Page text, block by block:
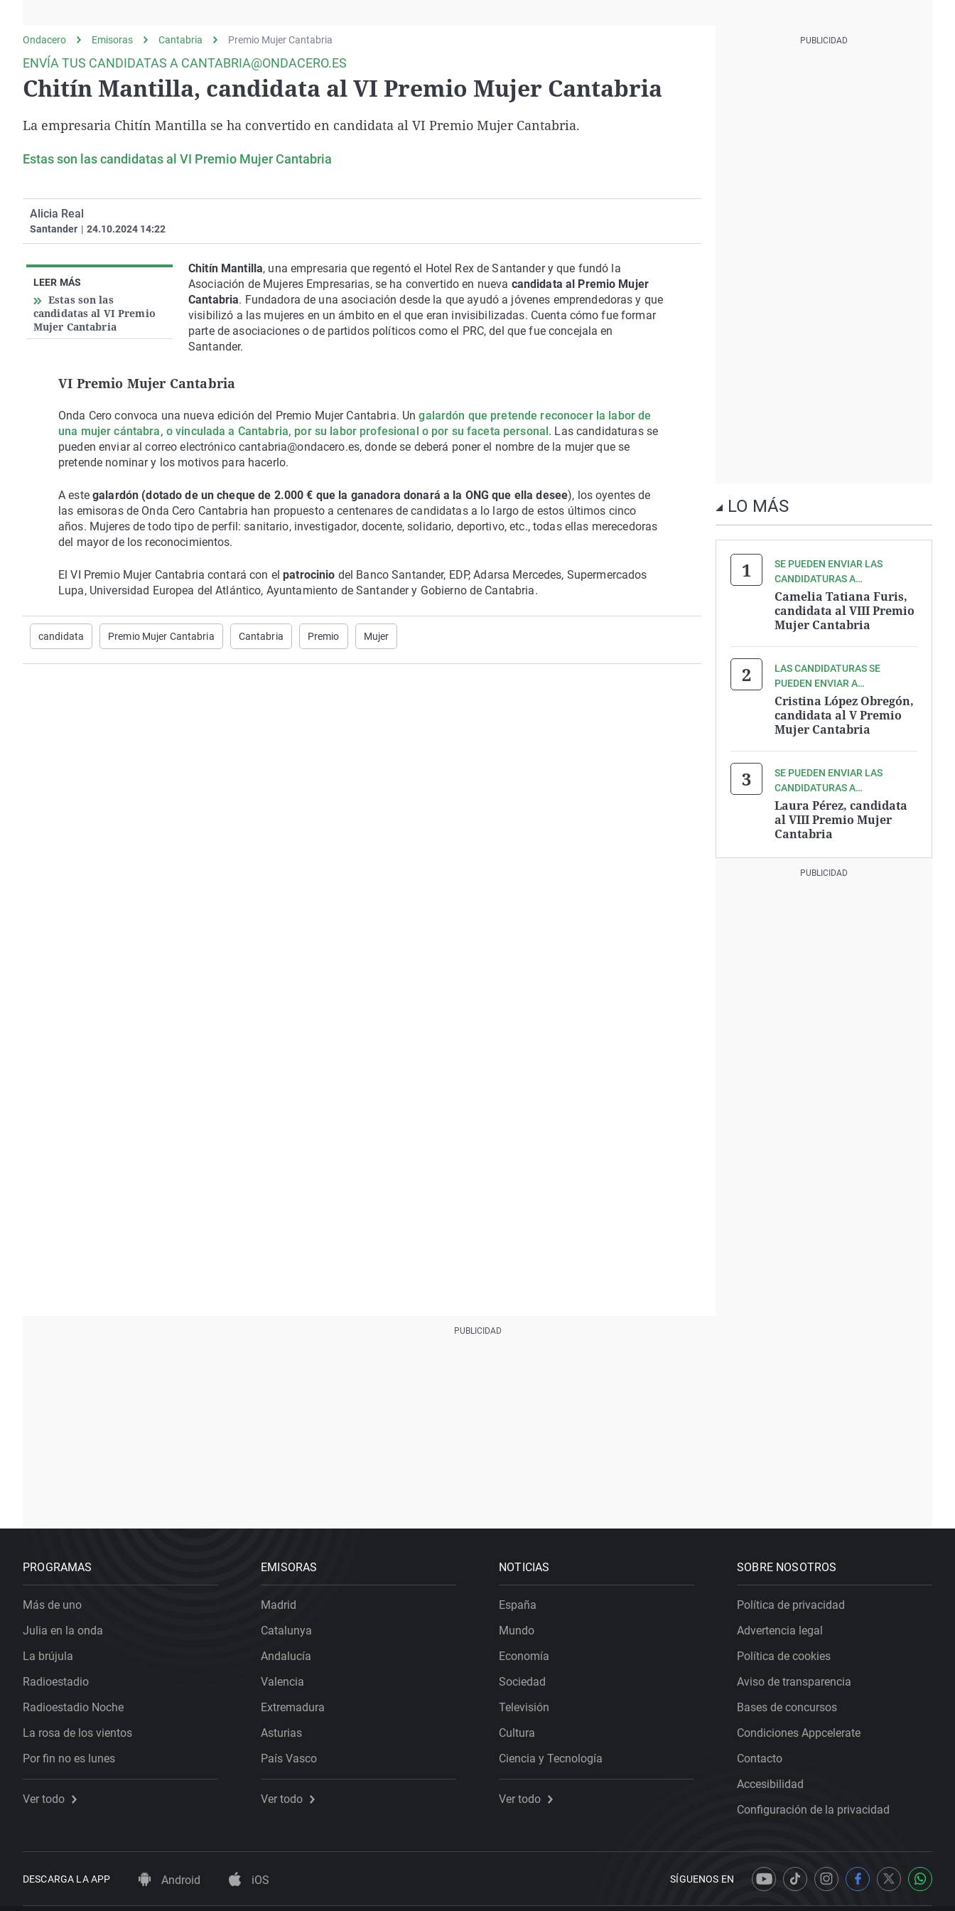
gato
Operación Viuda
Negra
Navarra
Ondacero Emisoras Cantabria Premio Mujer Cantabria
ENVÍA TUS CANDIDATAS A CANTABRIA@ONDACERO.ES
Chitín Mantilla, candidata al VI Premio Mujer Cantabria
La empresaria Chitín Mantilla se ha convertido en candidata al VI Premio Mujer Cantabria.
Estas son las candidatas al VI Premio Mujer Cantabria
Alicia Real
Santander | 24.10.2024 14:22
LEER MÁS
Estas son las
candidatas al VI Premio
Mujer Cantabria
Chitín Mantilla, una empresaria que regentó el Hotel Rex de Santander y que fundó la
Asociación de Mujeres Empresarias, se ha convertido en nueva candidata al Premio Mujer
Cantabria. Fundadora de una asociación desde la que ayudó a jóvenes emprendedoras y que
visibilizó a las mujeres en un ámbito en el que eran invisibilizadas. Cuenta cómo fue formar
parte de asociaciones o de partidos políticos como el PRC, del que fue concejala en
Santander.
VI Premio Mujer Cantabria
Onda Cero convoca una nueva edición del Premio Mujer Cantabria. Ungalardón que pretende reconocer la labor de
una mujer cántabra, o vinculada a Cantabria, por su labor profesional o por su faceta personal. Las candidaturas se
pueden enviar al correo electrónico cantabria@ondacero.es, donde se deberá poner el nombre de la mujer que se
pretende nominar y los motivos para hacerlo.
A estegalardón (dotado de un cheque de 2.000 € que la ganadora donará a la ONG que ella desee), los oyentes de
las emisoras de Onda Cero Cantabria han propuesto a centenares de candidatas a lo largo de estos últimos cinco
años. Mujeres de todo tipo de perfil: sanitario, investigador, docente, solidario, deportivo, etc., todas ellas merecedoras
del mayor de los reconocimientos.
El VI Premio Mujer Cantabria contará con elpatrocinio del Banco Santander, EDP, Adarsa Mercedes, Supermercados
Lupa, Universidad Europea del Atlántico, Ayuntamiento de Santander y Gobierno de Cantabria.
candidata Premio Mujer Cantabria Cantabria Premio Mujer
LO MÁS
SE PUEDEN ENVIAR LAS
CANDIDATURAS A
CANTABRIA@ONDACERO.ES
Camelia Tatiana Furis,
candidata al VIII Premio
Mujer Cantabria
LAS CANDIDATURAS SE
PUEDEN ENVIAR A
CANTABRIA@ONDACERO.ES
Cristina López Obregón,
candidata al V Premio
Mujer Cantabria
SE PUEDEN ENVIAR LAS
CANDIDATURAS A
CANTABRIA@ONDACERO.ES
Laura Pérez, candidata
al VIII Premio Mujer
Cantabria
PROGRAMAS
Más de uno
Julia en la onda
La brújula
Radioestadio
Radioestadio Noche
La rosa de los vientos
Por fin no es lunes
Ver todo
EMISORAS
Madrid
Catalunya
Andalucía
Valencia
Extremadura
Asturias
País Vasco
Ver todo
NOTICIAS
España
Mundo
Economía
Sociedad
Televisión
Cultura
Ciencia y Tecnología
Ver todo
SOBRE NOSOTROS
Política de privacidad
Advertencia legal
Política de cookies
Aviso de transparencia
Bases de concursos
Condiciones Appcelerate
Contacto
Accesibilidad
Configuración de la privacidad
DESCARGA LA APP Android iOS SÍGUENOS EN